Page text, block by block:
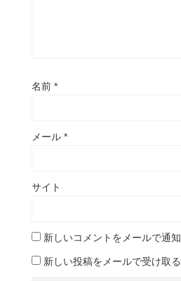
名前 *
メール *
サイト
新しいコメントをメールで通知
新しい投稿をメールで受け取る